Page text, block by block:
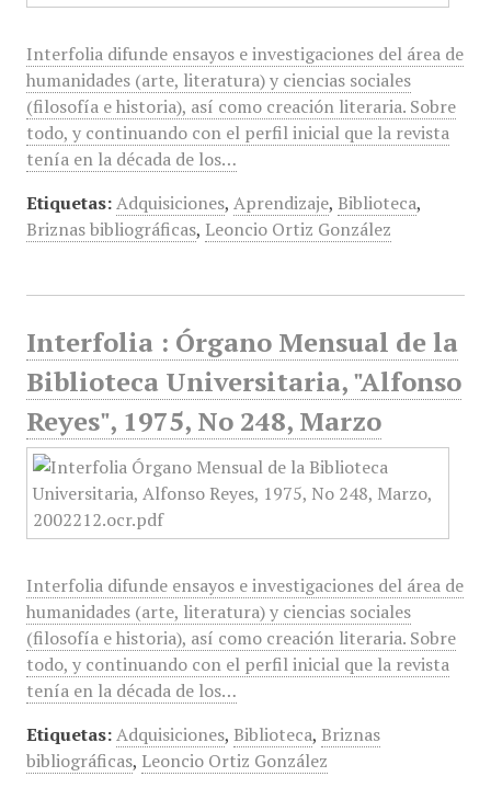
Interfolia difunde ensayos e investigaciones del área de
humanidades (arte, literatura) y ciencias sociales
(filosofía e historia), así como creación literaria. Sobre
todo, y continuando con el perfil inicial que la revista
tenía en la década de los…
Etiquetas: Adquisiciones, Aprendizaje, Biblioteca,
Briznas bibliográficas, Leoncio Ortiz González
Interfolia : Órgano Mensual de la
Biblioteca Universitaria, "Alfonso
Reyes", 1975, No 248, Marzo
Interfolia difunde ensayos e investigaciones del área de
humanidades (arte, literatura) y ciencias sociales
(filosofía e historia), así como creación literaria. Sobre
todo, y continuando con el perfil inicial que la revista
tenía en la década de los…
Etiquetas: Adquisiciones, Biblioteca, Briznas
bibliográficas, Leoncio Ortiz González